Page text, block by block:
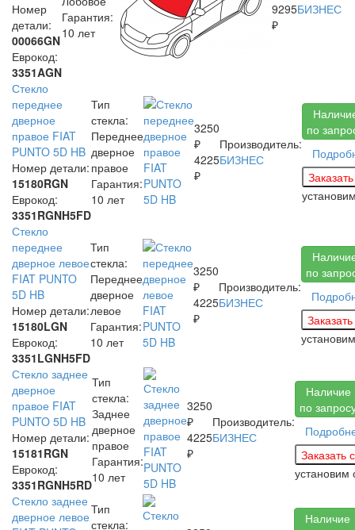
Номер
детали:
00066GN
Еврокод:
3351AGN
Гарантия:
10 лет
9295
₽
БИЗНЕС
Стекло
переднее
дверное
правое FIAT
PUNTO 5D HB
Номер детали:
15180RGN
Еврокод:
3351RGNH5FD
Тип
стекла:
Переднее
дверное
правое
Гарантия:
10 лет
3250
₽
4225
₽
Производитель:
БИЗНЕС
по
Стекло
переднее
дверное левое
FIAT PUNTO
5D HB
Номер детали:
15180LGN
Еврокод:
3351LGNH5FD
Тип
стекла:
Переднее
дверное
левое
Гарантия:
10 лет
3250
₽
4225
₽
Производитель:
БИЗНЕС
по
Стекло заднее
дверное
правое FIAT
PUNTO 5D HB
Номер детали:
15181RGN
Еврокод:
3351RGNH5RD
Тип
стекла:
Заднее
дверное
правое
Гарантия:
10 лет
3250
₽
4225
₽
Производитель:
БИЗНЕС
Наличие
по
установим
Стекло заднее
дверное левоеТип
стекла:
Наличие